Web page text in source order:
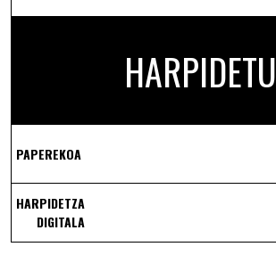
HARPIDETU
PAPEREKOA
HARPIDETZA
DIGITALA